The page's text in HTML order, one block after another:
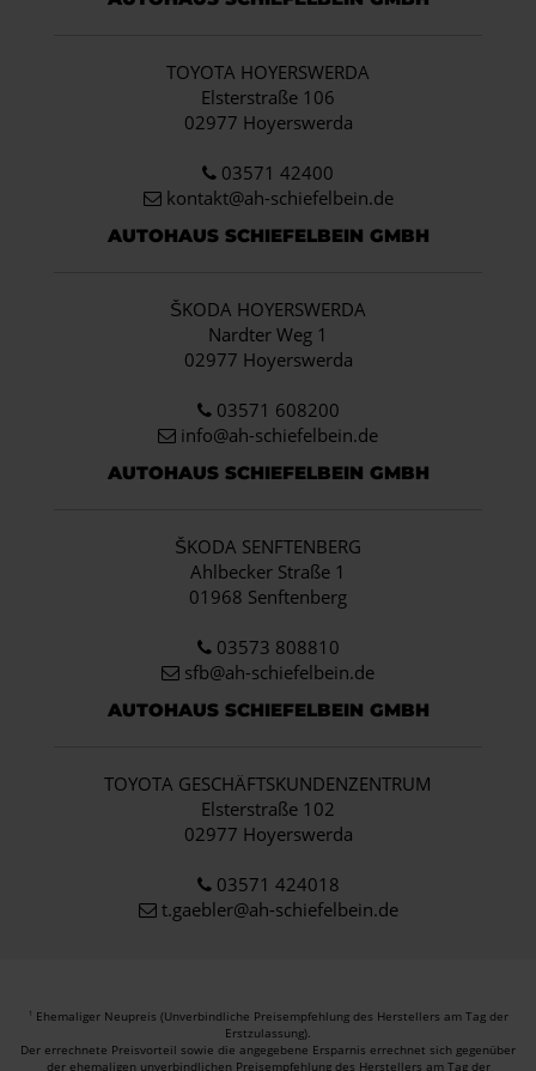
TOYOTA HOYERSWERDA
Elsterstraße 106
02977 Hoyerswerda
03571 42400
kontakt@ah-schiefelbein.de
AUTOHAUS SCHIEFELBEIN GMBH
ŠKODA HOYERSWERDA
Nardter Weg 1
02977 Hoyerswerda
03571 608200
info@ah-schiefelbein.de
AUTOHAUS SCHIEFELBEIN GMBH
ŠKODA SENFTENBERG
Ahlbecker Straße 1
01968 Senftenberg
03573 808810
sfb@ah-schiefelbein.de
AUTOHAUS SCHIEFELBEIN GMBH
TOYOTA GESCHÄFTSKUNDENZENTRUM
Elsterstraße 102
02977 Hoyerswerda
03571 424018
t.gaebler@ah-schiefelbein.de
1 Ehemaliger Neupreis (Unverbindliche Preisempfehlung des Herstellers am Tag der
Erstzulassung).
Der errechnete Preisvorteil sowie die angegebene Ersparnis errechnet sich gegenüber
der ehemaligen unverbindlichen Preisempfehlung des Herstellers am Tag der